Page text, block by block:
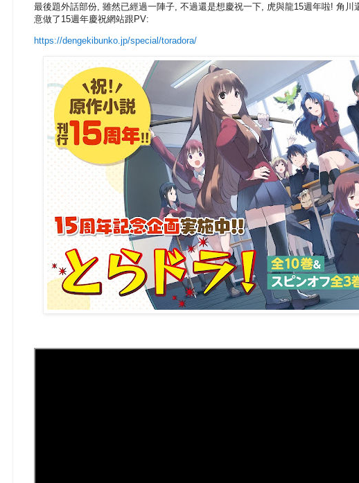
最後題外話部份, 雖然已經過一陣子, 不過還是想慶祝一下, 虎與龍15週年啦! 角川
意做了15週年慶祝網站跟PV:
https://dengekibunko.jp/special/toradora/